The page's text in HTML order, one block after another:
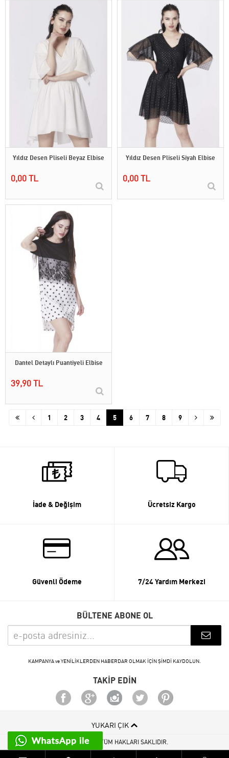
Yıldız Desen Pliseli Beyaz Elbise
0,00 TL
Yıldız Desen Pliseli Siyah Elbise
0,00 TL
Dantel Detaylı Puantiyeli Elbise
39,90 TL
1 2 3 4 5 6 7 8 9
İade & Değişim Ücretsiz Kargo
Güvenli Ödeme 7/24 Yardım Merkezi
BÜLTENE ABONE OL
KAMPANYA ve YENİLİKLERDEN HABERDAR OLMAK İÇİN ŞİMDİ KAYDOLUN.
TAKİP EDİN
YUKARI ÇIK
© 2015 - 2026 TÜM HAKLARI SAKLIDIR.